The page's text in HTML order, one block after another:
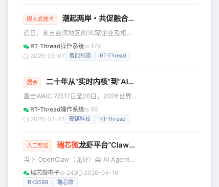
的使用方法请点击下面链接看RTT的官方
文档中心中对ENV工具的介绍。
https://www.rt-
thread.org/document/site/#/development-
too
嵌入式技术 潮起两岸・共促融合：台湾30余家企事业来访
近日，来自台湾地区的30家企业及相关
机构代表组团到访RT-Thread睿赛德电
子科技，开展深度交流座谈。此次来访
市公司和科技企业，海基会、台湾大
学、两岸融合创新科技研究院等机构和
智库单位，会谈中结合各企业、机构特
色，重点围绕技术融合、产业合作、开
源共建、ESG永续发展等议题展开研
岸产业协同，共探合
RT-Thread操作系统
179
2026-05-07
智能制造 RT-Thread
展会 二十年从“实时内核”到“AI底座”：
直击WAIC 7月17日至20日，2026世界
人工智能大会暨人工智能全球治理高级
别会议（下称“WAIC 2026”）在上海举
委、8个国家级重点实验室，汇聚超
1400位国际嘉宾，1100余家企业参展，
整体规模为历年之最。国产嵌入式操作
系统领军企业RT-Thread睿赛德携端侧
AI创新方案亮相，分享端侧生成式 AI 新
RT-Thread操作系统
56
2026-07-22
安谋科技 RT-Thread
人工智能 瑞芯微龙虾平台“ClawChips”——端云协同·安全省耗·高效适配
当下 OpenClaw（龙虾）类 AI Agent
解决方案热度飙升，但落地过程中却深
陷三大痛点：Token 成本高，日常简单
瑞芯微电子 242 2026-04-16
RK3588 瑞芯微